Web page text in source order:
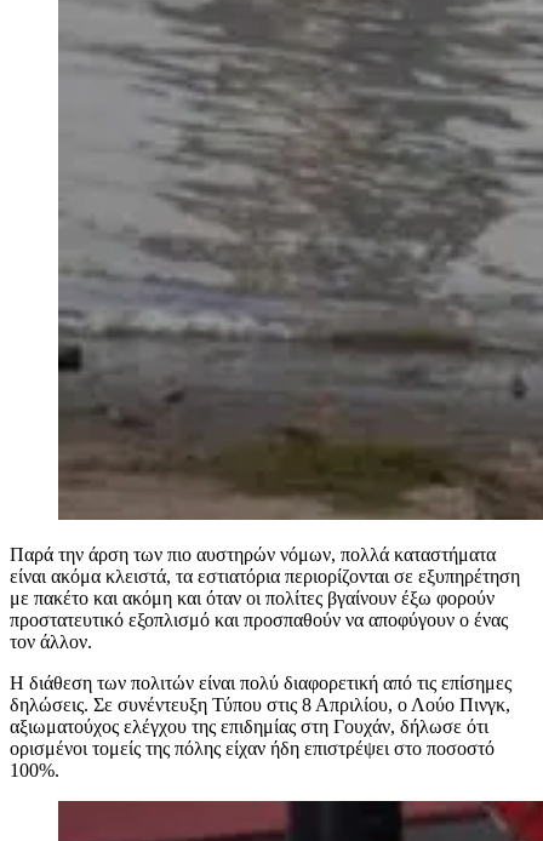
Παρά την άρση των πιο αυστηρών νόμων, πολλά καταστήματα
είναι ακόμα κλειστά, τα εστιατόρια περιορίζονται σε εξυπηρέτηση
με πακέτο και ακόμη και όταν οι πολίτες βγαίνουν έξω φορούν
προστατευτικό εξοπλισμό και προσπαθούν να αποφύγουν ο ένας
τον άλλον.
Η διάθεση των πολιτών είναι πολύ διαφορετική από τις επίσημες
δηλώσεις. Σε συνέντευξη Τύπου στις 8 Απριλίου, ο Λούο Πινγκ,
αξιωματούχος ελέγχου της επιδημίας στη Γουχάν, δήλωσε ότι
ορισμένοι τομείς της πόλης είχαν ήδη επιστρέψει στο ποσοστό
100%.